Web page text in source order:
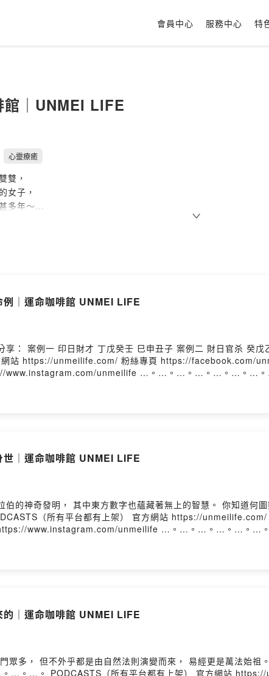
會員中心 服務中心 特
館｜UNMEI LIFE
心靈療癒
雙，
女子，
多年～
改變的人。
月一號開播，
，
館，
https://www.unmeilife.com/
｜運命咖啡館 UNMEI LIFE
站 https://unmeilife.com/ 粉絲專頁 https://facebook.com/
www.instagram.com/unmeilife …。…。…。…。…。…。…
｜運命咖啡館 UNMEI LIFE
https://www.instagram.com/unmeilife …。…。…。…。…。
｜運命咖啡館 UNMEI LIFE